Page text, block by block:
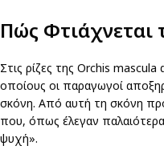
Πώς Φτιάχνεται
Στις ρίζες της Orchis
οποίους οι παραγωγοί
σκόνη. Από αυτή τη σκόνη
που, όπως έλεγαν
ψυχή».